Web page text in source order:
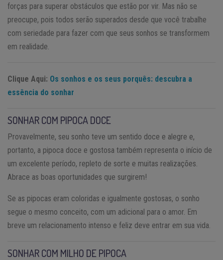
forças para superar obstáculos que estão por vir. Mas não se
preocupe, pois todos serão superados desde que você trabalhe
com seriedade para fazer com que seus sonhos se transformem
em realidade.
Clique Aqui: Os sonhos e os seus porquês: descubra a
essência do sonhar
SONHAR COM PIPOCA DOCE
Provavelmente, seu sonho teve um sentido doce e alegre e,
portanto, a pipoca doce e gostosa também representa o início de
um excelente período, repleto de sorte e muitas realizações.
Abrace as boas oportunidades que surgirem!
Se as pipocas eram coloridas e igualmente gostosas, o sonho
segue o mesmo conceito, com um adicional para o amor. Em
breve um relacionamento intenso e feliz deve entrar em sua vida.
SONHAR COM MILHO DE PIPOCA